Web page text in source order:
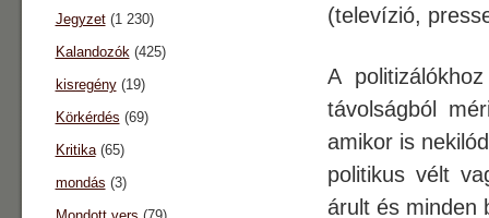
(televízió,
A
távolságból
amikor is
politikus vélt
árult és minden
Jegyzet(1 230)
Kalandozók(425)
kisregény(19)
Körkérdés (69)
Kritika(65)
mondás (3)